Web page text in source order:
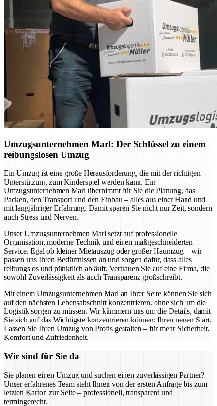
Umzugsunternehmen Marl: Der Schlüssel zu einem
reibungslosen Umzug
Ein Umzug ist eine große Herausforderung, die mit der richtigen
Unterstützung zum Kinderspiel werden kann. Ein
Umzugsunternehmen Marl übernimmt für Sie die Planung, das
Packen, den Transport und den Einbau – alles aus einer Hand und
mit langjähriger Erfahrung. Damit sparen Sie nicht nur Zeit, sondern
auch Stress und Nerven.
Unser Umzugsunternehmen Marl setzt auf professionelle
Organisation, moderne Technik und einen maßgeschneiderten
Service. Egal ob kleiner Mietauszug oder großer Haumzug – wir
passen uns Ihren Bedürfnissen an und sorgen dafür, dass alles
reibungslos und pünktlich abläuft. Vertrauen Sie auf eine Firma, die
sowohl Zuverlässigkeit als auch Transparenz großschreibt.
Mit einem Umzugsunternehmen Marl an Ihrer Seite können Sie sich
auf den nächsten Lebensabschnitt konzentrieren, ohne sich um die
Logistik sorgen zu müssen. Wir kümmern uns um die Details, damit
Sie sich auf das Wichtigste konzentrieren können: Ihren neuen Start.
Lassen Sie Ihren Umzug von Profis gestalten – für mehr Sicherheit,
Komfort und Zufriedenheit.
Wir sind für Sie da
Sie planen einen Umzug und suchen einen zuverlässigen Partner?
Unser erfahrenes Team steht Ihnen von der ersten Anfrage bis zum
letzten Karton zur Seite – professionell, transparent und
termingerecht.